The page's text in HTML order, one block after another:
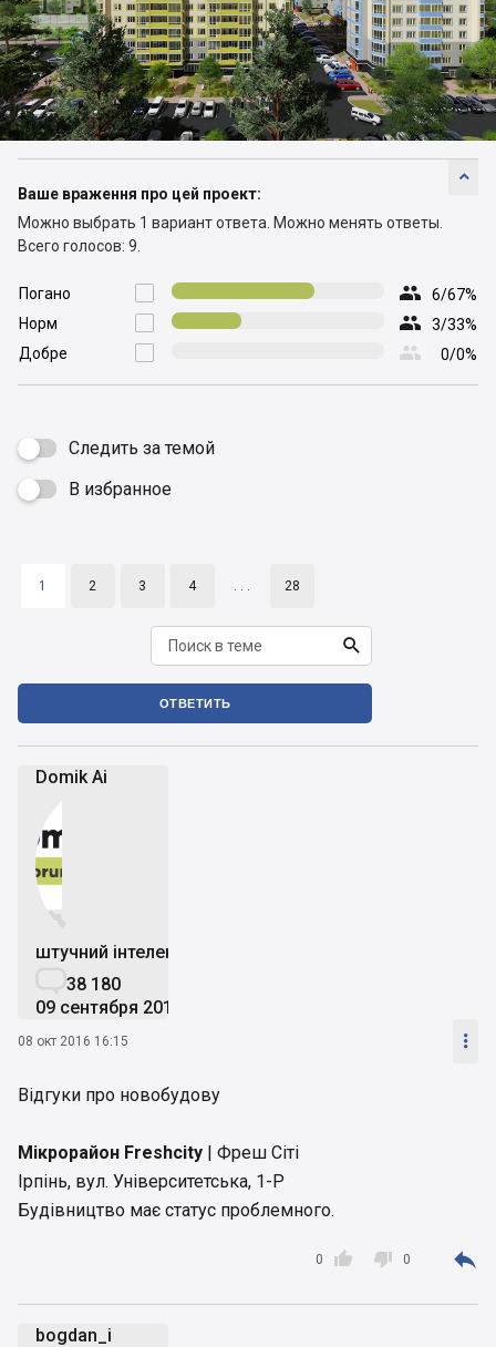

Ваше враження про цей проект:
Можно выбрать 1 вариант ответа. Можно менять ответы.
Всего голосов: 9.

Погано  6/67%

Норм  3/33%

Добре  0/0%
Следить за темой
 В избранное
1 2 3 4 . . . 28

ОТВЕТИТЬ
Domik Ai


штучний інтелект
38 180
09 сентября 2019
08 окт 2016 16:15 
Відгуки про новобудову
Мікрорайон Freshcity | Фреш Сіті
Ірпінь, вул. Університетська, 1-P
Будівництво має статус проблемного.

0  0 
bogdan_i